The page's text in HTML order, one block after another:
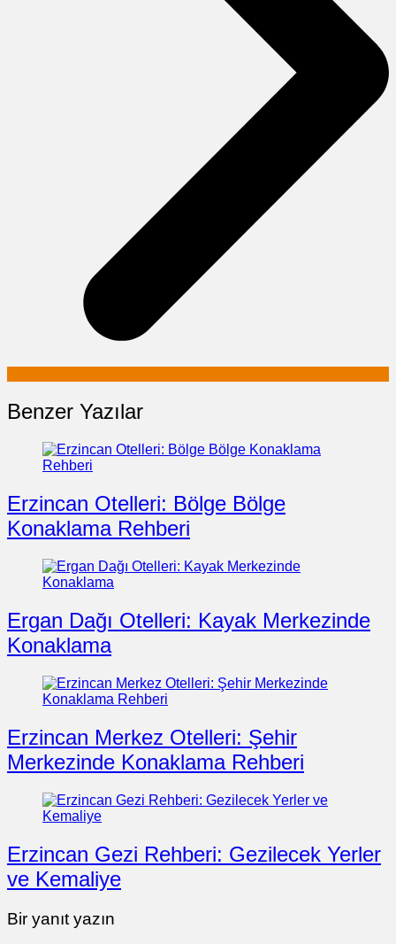
Benzer Yazılar
Erzincan Otelleri: Bölge Bölge
Konaklama Rehberi
Ergan Dağı Otelleri: Kayak Merkezinde
Konaklama
Erzincan Merkez Otelleri: Şehir
Merkezinde Konaklama Rehberi
Erzincan Gezi Rehberi: Gezilecek Yerler
ve Kemaliye
Bir yanıt yazın